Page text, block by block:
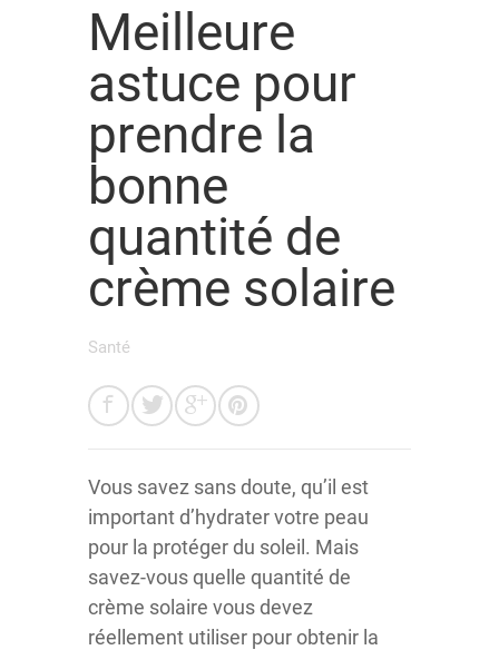
Meilleure
astuce pour
prendre la
bonne
quantité de
crème solaire
Santé
Vous savez sans doute, qu’il est
important d’hydrater votre peau
pour la protéger du soleil. Mais
savez-vous quelle quantité de
crème solaire vous devez
réellement utiliser pour obtenir la